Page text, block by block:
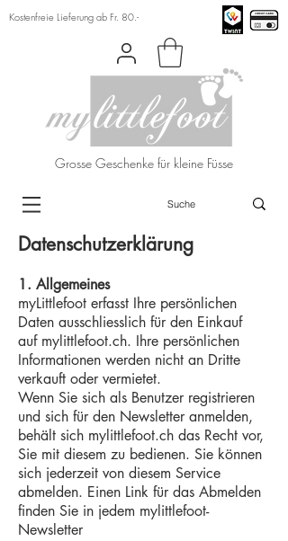
Kostenfreie Lieferung ab Fr. 80.-
Grosse Geschenke für kleine Füsse
Datenschutzerklärung
1. Allgemeines
myLittlefoot erfasst Ihre persönlichen
Daten ausschliesslich für den Einkauf
auf mylittlefoot.ch. Ihre persönlichen
Informationen werden nicht an Dritte
verkauft oder vermietet.
Wenn Sie sich als Benutzer registrieren
und sich für den Newsletter anmelden,
behält sich mylittlefoot.ch das Recht vor,
Sie mit diesem zu bedienen. Sie können
sich jederzeit von diesem Service
abmelden. Einen Link für das Abmelden
finden Sie in jedem mylittlefoot-
Newsletter